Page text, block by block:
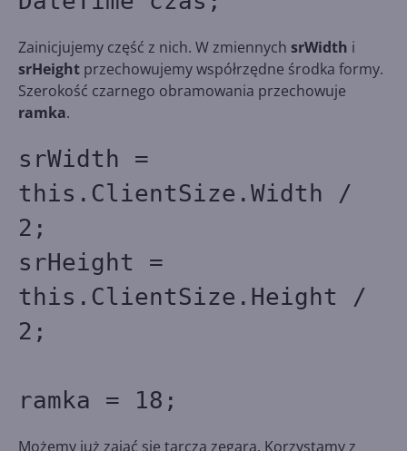
Zainicjujemy część z nich. W zmiennych srWidth i
srHeight przechowujemy współrzędne środka formy.
Szerokość czarnego obramowania przechowuje
ramka.
srWidth =
this.ClientSize.Width /
2;
srHeight =
this.ClientSize.Height /
2;
ramka = 18;
Możemy już zająć się tarczą zegara. Korzystamy z